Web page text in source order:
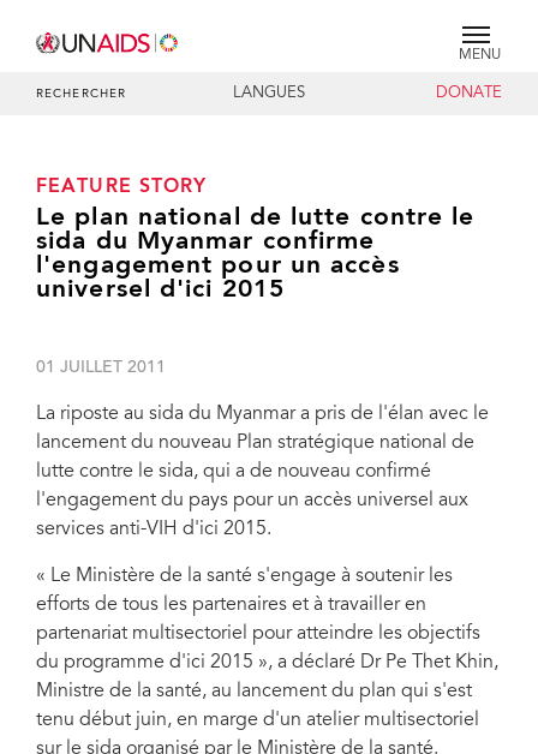
MENU
RECHERCHER LANGUES DONATE
FEATURE STORY
Le plan national de lutte contre le
sida du Myanmar confirme
l'engagement pour un accès
universel d'ici 2015
01 JUILLET 2011
La riposte au sida du Myanmar a pris de l'élan avec le
lancement du nouveau Plan stratégique national de
lutte contre le sida, qui a de nouveau confirmé
l'engagement du pays pour un accès universel aux
services anti-VIH d'ici 2015.
« Le Ministère de la santé s'engage à soutenir les
efforts de tous les partenaires et à travailler en
partenariat multisectoriel pour atteindre les objectifs
du programme d'ici 2015 », a déclaré Dr Pe Thet Khin,
Ministre de la santé, au lancement du plan qui s'est
tenu début juin, en marge d'un atelier multisectoriel
sur le sida organisé par le Ministère de la santé.